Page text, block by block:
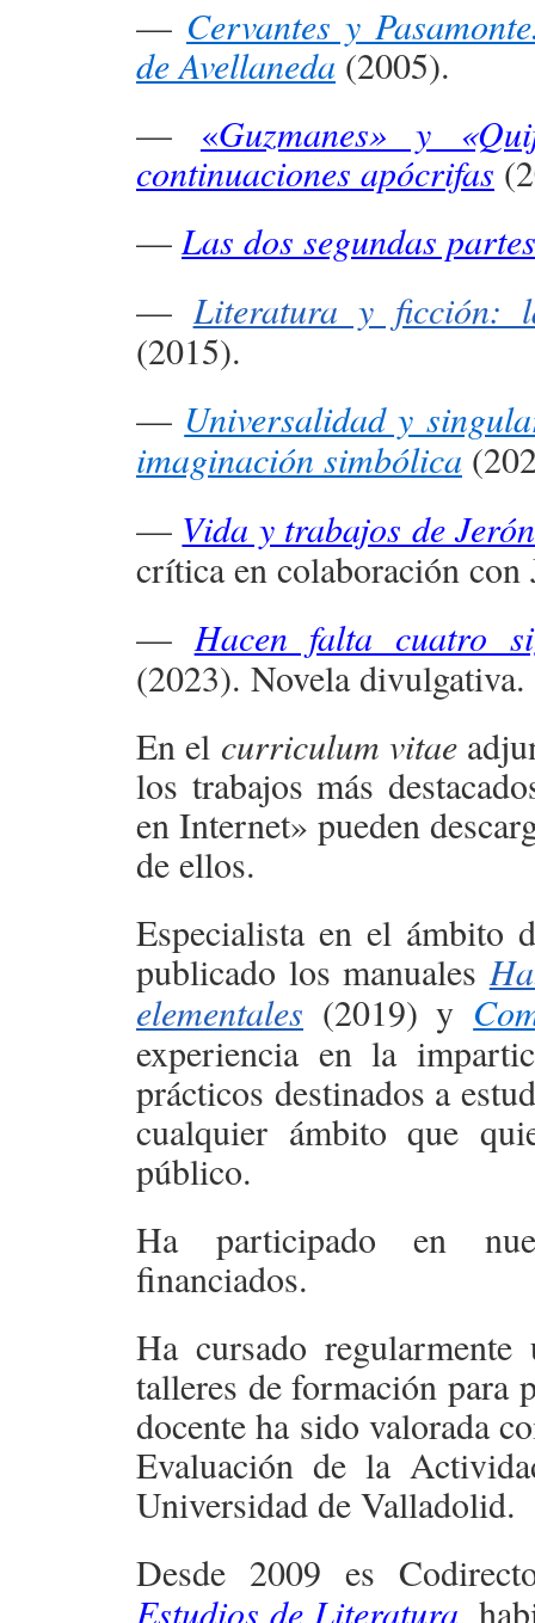
— Cervantes y
de Avellaneda (2005).
— «Guzmanes» y
continuaciones apócrifas
—Las dos segundas
—Literatura y ficción:
(2015).
— Universalidad y
imaginación simbólica
— Vida y trabajos de
crítica en colaboración con
—Hacen falta cuatro
(2023). Novela divulgativa.
En el curriculum vitae
los trabajos más
en Internet» pueden
de ellos.
Especialista en el ámbito
publicado los manuales
elementales (2019) y
experiencia en la
prácticos destinados a
cualquier ámbito que
público.
Ha participado en
financiados.
Ha cursado
talleres de formación para
docente ha sido valorada
Evaluación de la
Universidad de Valladolid.
Desde 2009 es
Estudios de Literatura ,